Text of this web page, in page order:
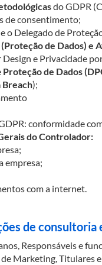
do GDPR
de consentimento;
o Delegado de
(Proteção de Dados) e
e Privacidade
Proteção de Dados
Breach);
conformidade
do Controlador:
empresa;
com a internet.
de consultoria
Responsáveis e
Marketing, Titulares